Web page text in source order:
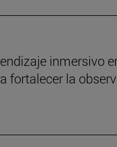
inmersivo
fortalecer la